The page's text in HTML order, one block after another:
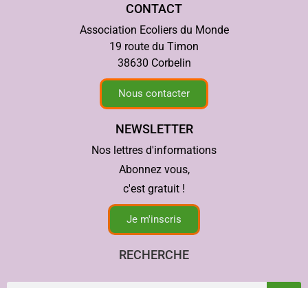
CONTACT
Association Ecoliers du Monde
19 route du Timon
38630 Corbelin
Nous contacter
NEWSLETTER
Nos lettres d'informations
Abonnez vous,
c'est gratuit !
Je m'inscris
RECHERCHE